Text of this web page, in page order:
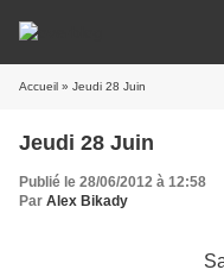
Accueil » Jeudi 28 Juin
Jeudi 28 Juin
Publié le 28/06/2012 à 12:58
Par Alex Bikady